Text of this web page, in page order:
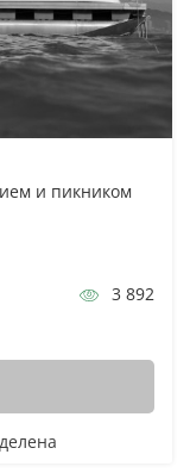
и пикником
3 892